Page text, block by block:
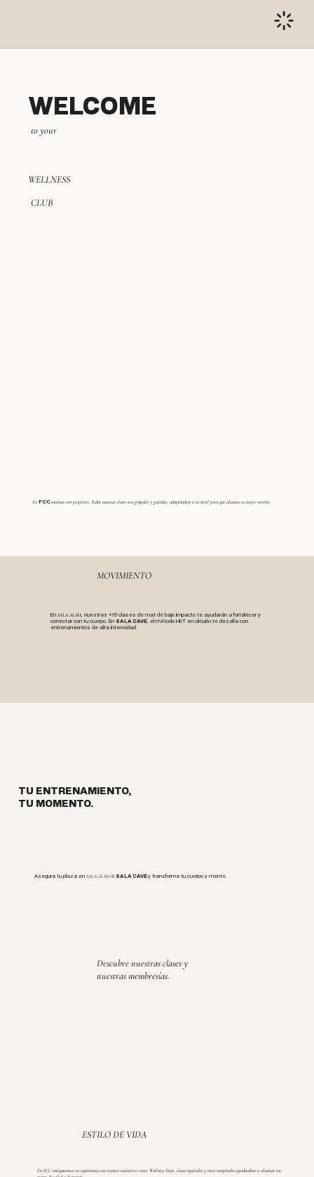
CLUB
to your
WELCOME
WELLNESS
EnFCCentrenas con propósito. Todas nuestras clases son grupales y guiadas, adaptándose a tu nivel para que alcances tu mejor versión.
MOVIMIENTO
EnSALA ALMA , nuestras +15 clases de mat de bajo impacto te ayudarán a fortalecer y
conectar con tu cuerpo. En SALA CAVE , el método HIIT en circuito te desafía con
entrenamientos de alta intensidad.
TU ENTRENAMIENTO,
TU MOMENTO.
Asegura tu plaza enSALA ALMA o SALA CAVEy transforma tu cuerpo y mente.
Descubre nuestras clases y
nuestras membresías.
ESTILO DE VIDA
En FCC enriquecemos tu experiencia con eventos exclusivos como Wellness Days, clases especiales y retos temporales ayudándote a alcanzar tus